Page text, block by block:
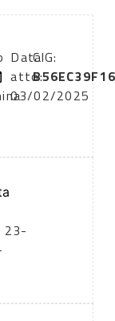
Data
atto:
03/02/2025
CIG:
23-